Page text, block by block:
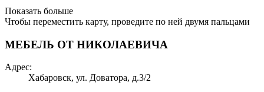
Показать больше
Чтобы переместить карту, проведите по ней двумя пальцами
МЕБЕЛЬ ОТ НИКОЛАЕВИЧА
Адрес:
Хабаровск, ул. Доватора, д.3/2